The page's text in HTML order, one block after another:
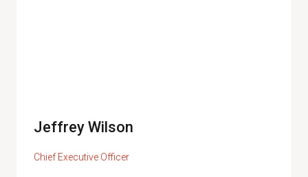
Jeffrey Wilson
Chief Executive Officer